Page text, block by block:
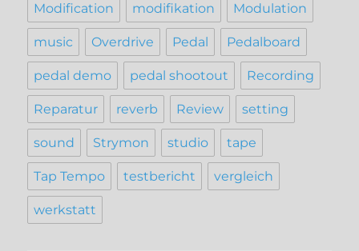
Modification modifikation Modulation
music Overdrive Pedal Pedalboard
pedal demo pedal shootout Recording
Reparatur reverb Review setting
sound Strymon studio tape
Tap Tempo testbericht vergleich
werkstatt